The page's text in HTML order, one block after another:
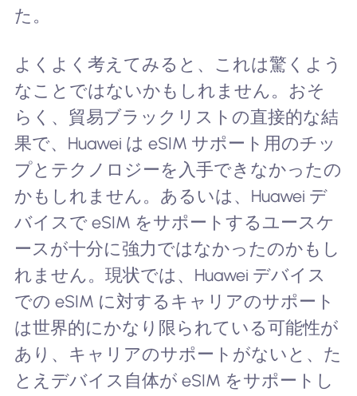
た。
よくよく考えてみると、これは驚くよう
なことではないかもしれません。おそ
らく、貿易ブラックリストの直接的な結
果で、Huawei は eSIM サポート用のチッ
プとテクノロジーを入手できなかったの
かもしれません。あるいは、Huawei デ
バイスで eSIM をサポートするユースケ
ースが十分に強力ではなかったのかもし
れません。現状では、Huawei デバイス
での eSIM に対するキャリアのサポート
は世界的にかなり限られている可能性が
あり、キャリアのサポートがないと、た
とえデバイス自体が eSIM をサポートし